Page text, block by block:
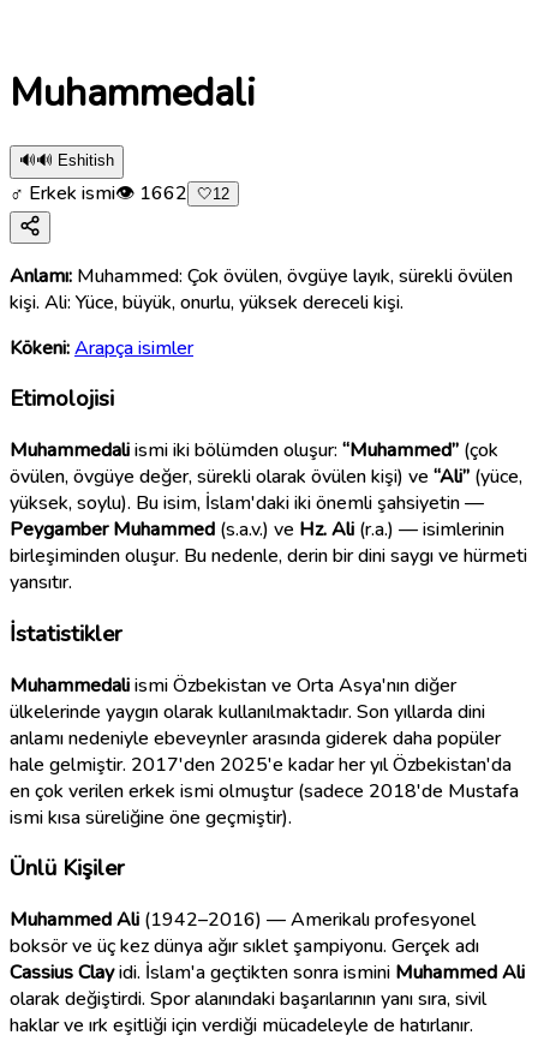
Muhammedali
🔊🔊 Eshitish
♂ Erkek ismi👁 1662 🤍12
Anlamı: Muhammed: Çok övülen, övgüye layık, sürekli övülen
kişi. Ali: Yüce, büyük, onurlu, yüksek dereceli kişi.
Kökeni:Arapça isimler
Etimolojisi
Muhammedaliismi iki bölümden oluşur: “Muhammed” (çok
övülen, övgüye değer, sürekli olarak övülen kişi) ve “Ali” (yüce,
yüksek, soylu). Bu isim, İslam'daki iki önemli şahsiyetin —
Peygamber Muhammed (s.a.v.) ve Hz. Ali (r.a.) — isimlerinin
birleşiminden oluşur. Bu nedenle, derin bir dini saygı ve hürmeti
yansıtır.
İstatistikler
Muhammedaliismi Özbekistan ve Orta Asya'nın diğer
ülkelerinde yaygın olarak kullanılmaktadır. Son yıllarda dini
anlamı nedeniyle ebeveynler arasında giderek daha popüler
hale gelmiştir. 2017'den 2025'e kadar her yıl Özbekistan'da
en çok verilen erkek ismi olmuştur (sadece 2018'de Mustafa
ismi kısa süreliğine öne geçmiştir).
Ünlü Kişiler
Muhammed Ali (1942–2016) — Amerikalı profesyonel
boksör ve üç kez dünya ağır sıklet şampiyonu. Gerçek adı
Cassius Clayidi. İslam'a geçtikten sonra ismini Muhammed Ali
olarak değiştirdi. Spor alanındaki başarılarının yanı sıra, sivil
haklar ve ırk eşitliği için verdiği mücadeleyle de hatırlanır.